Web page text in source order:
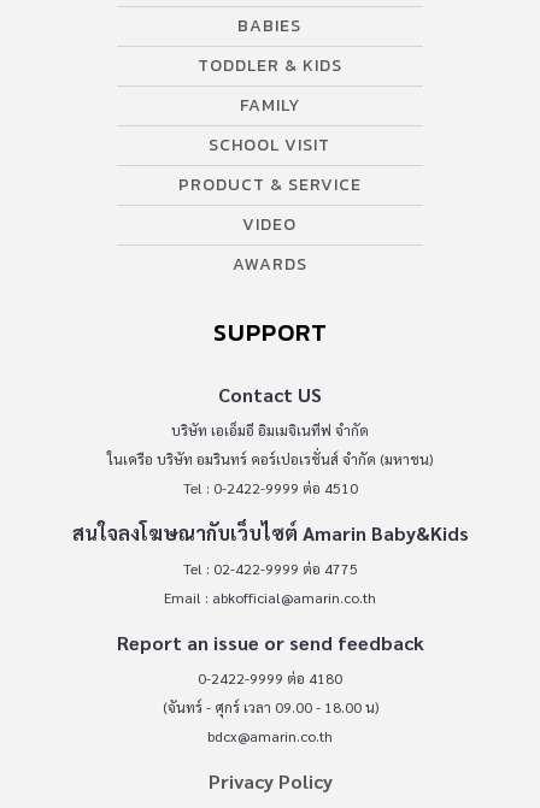
BABIES
TODDLER & KIDS
FAMILY
SCHOOL VISIT
PRODUCT & SERVICE
VIDEO
AWARDS
SUPPORT
Contact US
บริษัท เอเอ็มอี อิมเมจิเนทีฟ จำกัด
ในเครือ บริษัท อมรินทร์ คอร์เปอเรชั่นส์ จำกัด (มหาชน)
Tel : 0-2422-9999 ต่อ 4510
สนใจลงโฆษณากับเว็บไซต์ Amarin Baby&Kids
Tel : 02-422-9999 ต่อ 4775
Email : abkofficial@amarin.co.th
Report an issue or send feedback
0-2422-9999 ต่อ 4180
(จันทร์ - ศุกร์ เวลา 09.00 - 18.00 น)
bdcx@amarin.co.th
Privacy Policy